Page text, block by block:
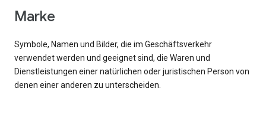
Marke
Symbole, Namen und Bilder, die im Geschäftsverkehr
verwendet werden und geeignet sind, die Waren und
Dienstleistungen einer natürlichen oder juristischen Person von
denen einer anderen zu unterscheiden.